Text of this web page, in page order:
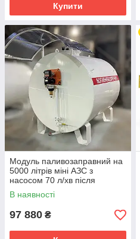
Купити
Модуль паливозаправний на
5000 літрів міні АЗС з
насосом 70 л/хв після
реставрації
В наявності
97 880 ₴